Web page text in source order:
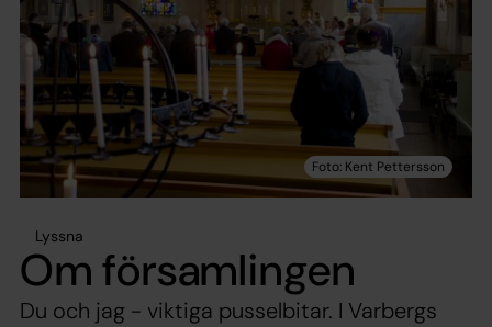
Lyssna
Om församlingen
Du och jag - viktiga pusselbitar. I Varbergs